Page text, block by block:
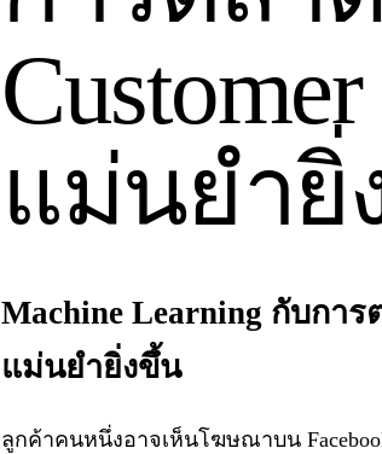
แม่นยำยิ่
Machine Learning กับกา
แม่นยำยิ่งขึ้น
ลูกค้าคนหนึ่งอาจเห็นโฆษณาบน